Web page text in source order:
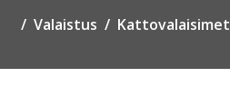
Valaistus Kattovalaisimet